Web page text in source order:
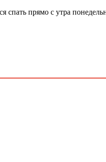
спать прямо с утра